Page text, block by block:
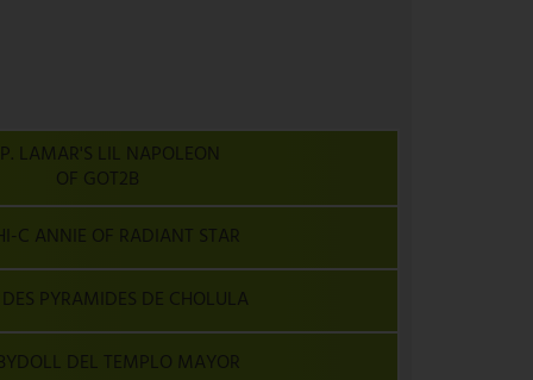
LAMAR'S LIL NAPOLEON
OF GOT2B
C ANNIE OF RADIANT STAR
PYRAMIDES DE CHOLULA
DEL TEMPLO MAYOR